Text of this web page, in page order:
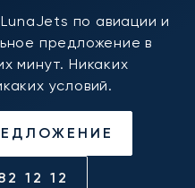
по авиации и
предложение в
минут. Никаких
условий.
12 12